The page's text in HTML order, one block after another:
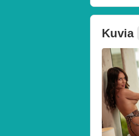
Kuvia